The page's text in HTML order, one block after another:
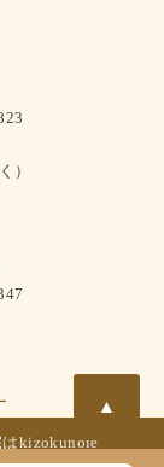
）
kizokunoie
▲